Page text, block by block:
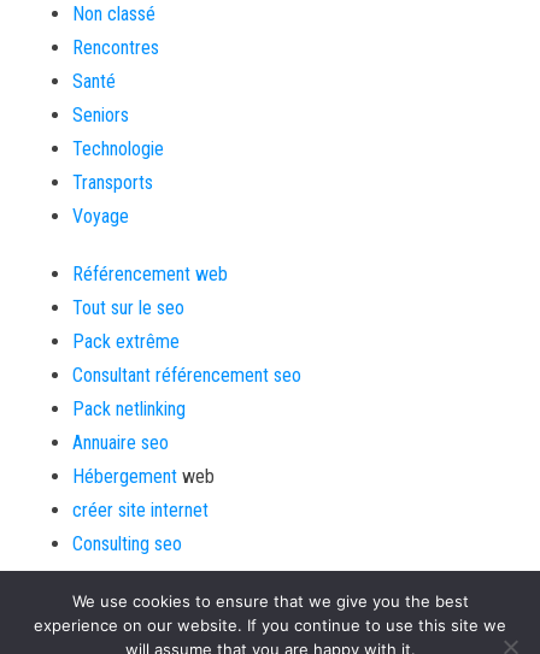
Non classé
Rencontres
Santé
Seniors
Technologie
Transports
Voyage
Référencement web
Tout sur le seo
Pack extrême
Consultant référencement seo
Pack netlinking
Annuaire seo
Hébergement web
créer site internet
Consulting seo
We use cookies to ensure that we give you the best
experience on our website. If you continue to use this site we
will assume that you are happy with it.